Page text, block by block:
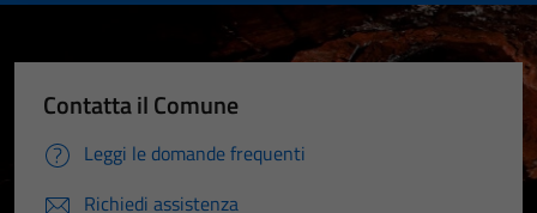
Contatta il Comune
Leggi le domande frequenti
Richiedi assistenza